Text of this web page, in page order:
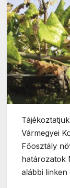
Vármegyei
Főosztály
határozatok
alábbi linken